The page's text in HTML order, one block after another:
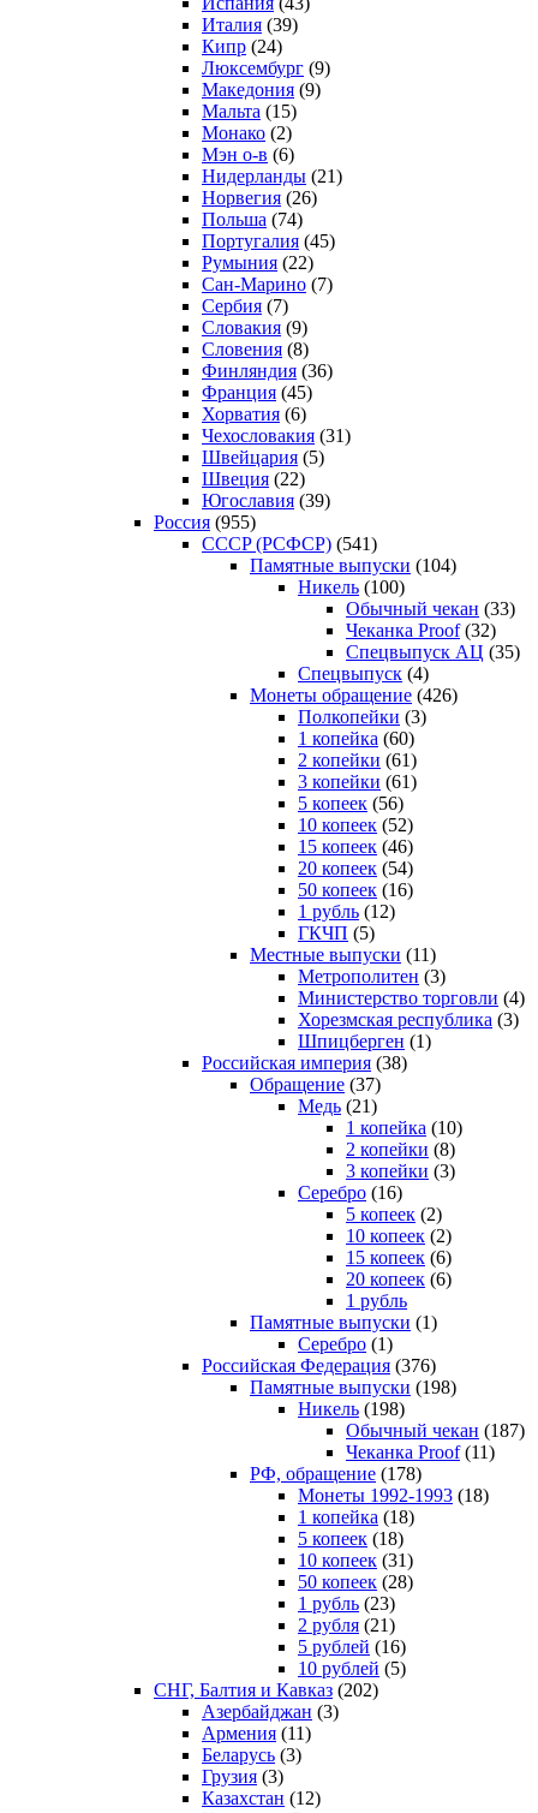
Италия (39)
Кипр (24)
Люксембург (9)
Македония (9)
Мальта (15)
Монако (2)
Мэн о-в (6)
Нидерланды (21)
Норвегия (26)
Польша (74)
Португалия (45)
Румыния (22)
Сан-Марино (7)
Сербия (7)
Словакия (9)
Словения (8)
Финляндия (36)
Франция (45)
Хорватия (6)
Чехословакия (31)
Швейцария (5)
Швеция (22)
Югославия (39)
Россия (955)
CCCP (РСФСР) (541)
Памятные выпуски (104)
Никель (100)
Обычный чекан (33)
Чеканка Proof(32)
Спецвыпуск АЦ (35)
Спецвыпуск (4)
Монеты обращение (426)
Полкопейки (3)
1 копейка (60)
2 копейки (61)
3 копейки (61)
5 копеек (56)
10 копеек (52)
15 копеек (46)
20 копеек (54)
50 копеек (16)
1 рубль (12)
ГКЧП (5)
Местные выпуски (11)
Метрополитен (3)
Министерство торговли (4)
Хорезмская республика (3)
Шпицберген (1)
Российская империя (38)
Обращение (37)
Медь (21)
1 копейка (10)
2 копейки (8)
3 копейки (3)
Серебро (16)
5 копеек (2)
10 копеек (2)
15 копеек (6)
20 копеек (6)
1 рубль
Памятные выпуски (1)
Серебро (1)
Российская Федерация (376)
Памятные выпуски (198)
Никель (198)
Обычный чекан (187)
Чеканка Proof(11)
РФ, обращение (178)
Монеты 1992-1993 (18)
1 копейка (18)
5 копеек (18)
10 копеек (31)
50 копеек (28)
1 рубль (23)
2 рубля (21)
5 рублей (16)
10 рублей (5)
СНГ, Балтия и Кавказ (202)
Азербайджан (3)
Армения (11)
Беларусь (3)
Грузия (3)
Казахстан (12)